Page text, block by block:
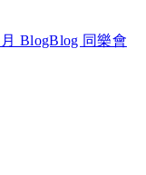
BlogBlog 同樂會